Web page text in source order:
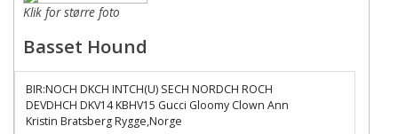
Klik for større foto
Basset Hound
BIR:NOCH DKCH INTCH(U) SECH NORDCH ROCH
DEVDHCH DKV14 KBHV15 Gucci Gloomy Clown Ann
Kristin Bratsberg Rygge,Norge